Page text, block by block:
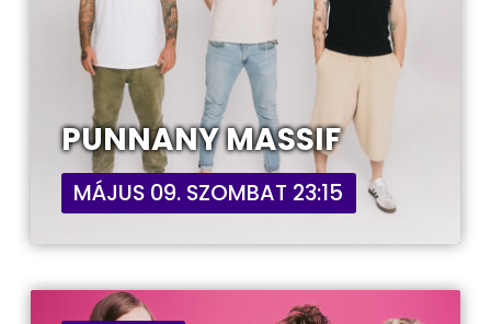
PUNNANY MASSIF
MÁJUS 09. SZOMBAT 23:15